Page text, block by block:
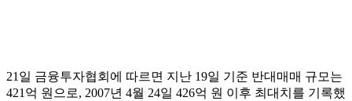
21일 금융투자협회에 따르면 지난 19일 기준 반대매매 규모는
421억 원으로, 2007년 4월 24일 426억 원 이후 최대치를 기록했